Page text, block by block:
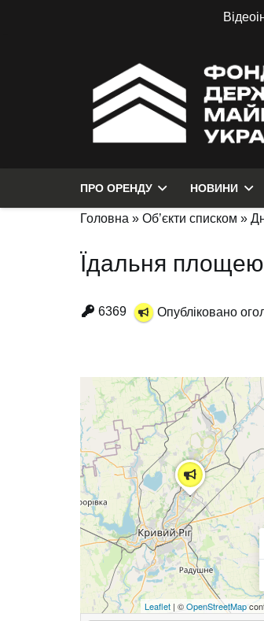
ПРО ОРЕНДУ НОВИНИ
Головна » Об’єкти списком »
Їдальня
6369
Опубліковано
Leaflet| ©OpenStreetMap